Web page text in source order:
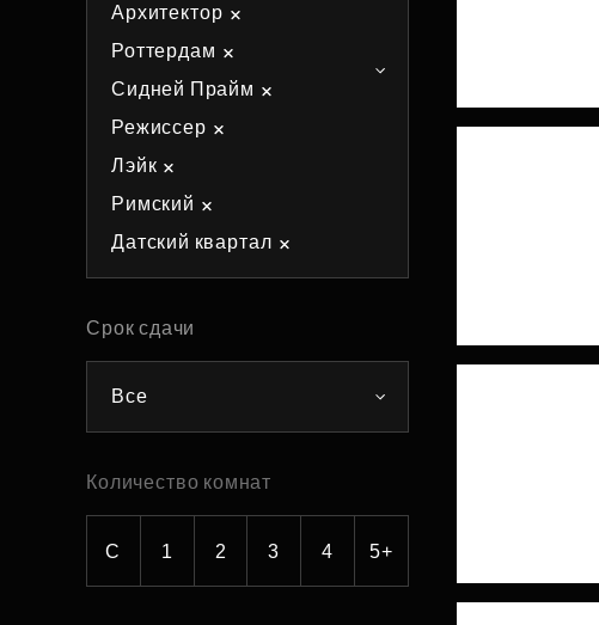
Архитектор
Роттердам
Сидней Прайм
Режиссер
Лэйк
Римский
Датский квартал
Срок сдачи
Все
Количество комнат
С 1 2 3 4 5+